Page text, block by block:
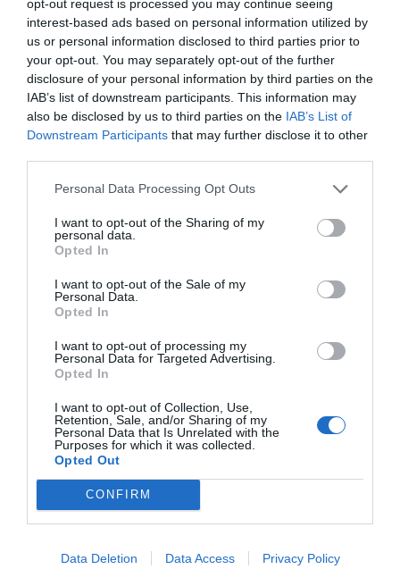
opt-out request is processed you may continue seeing
interest-based ads based on personal information utilized by
us or personal information disclosed to third parties prior to
your opt-out. You may separately opt-out of the further
disclosure of your personal information by third parties on the
IAB’s list of downstream participants. This information may
also be disclosed by us to third parties on the IAB’s List of
Downstream Participants that may further disclose it to other
Personal Data Processing Opt Outs
I want to opt-out of the Sharing of my
personal data.
Opted In
I want to opt-out of the Sale of my
Personal Data.
Opted In
I want to opt-out of processing my
Personal Data for Targeted Advertising.
Opted In
I want to opt-out of Collection, Use,
Retention, Sale, and/or Sharing of my
Personal Data that Is Unrelated with the
Purposes for which it was collected.
Opted Out
CONFIRM
Data Deletion Data Access Privacy Policy
ecosistema que estamos construyendo para que el
patrimonio del club siga siendo un valor estratégico e
identitario. Celta360 representa la evolución del modelo
tradicional del club hacia un espacio deportivo
completo, capaz de generar impacto competitivo,
académico y empresarial”, ha agregado Mouriño.
Sobre Intelligence 2P
inteligencia de mercado de 2Playbook, cuya plataforma
clubes de LaLiga, Liga F y Primera Federación; 200
clubes de ligas europeas; 22 clubes de ACB y Primera
La plataforma de datos monitoriza más de 34.000
contratos de patrocinio, de los que 25.000
corresponden al mercado español y más de 8.000 a
segmentados por competición, tipología de activos,
marcas, categorías de producto y valor económico
información, contacta con nosotros
intelligence@2playbook.com.
Añadir2Playbook
de forma gratuita
Mantente informado con las últimas noticias de actualidad.